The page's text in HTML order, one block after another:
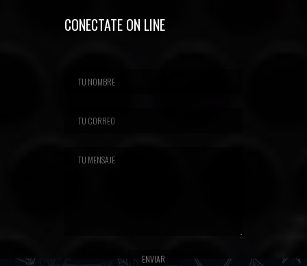
CONECTATE ON LINE